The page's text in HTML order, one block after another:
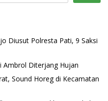
Diusut Polresta Pati, 9 Saksi
Ambrol Diterjang Hujan
Sound Horeg di Kecamatan